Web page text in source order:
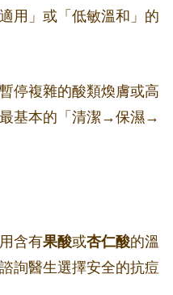
用」或「低敏溫和」的
暫停複雜的酸類煥膚或高
基本的「清潔→保濕→
含有果酸或杏仁酸的溫
詢醫生選擇安全的抗痘